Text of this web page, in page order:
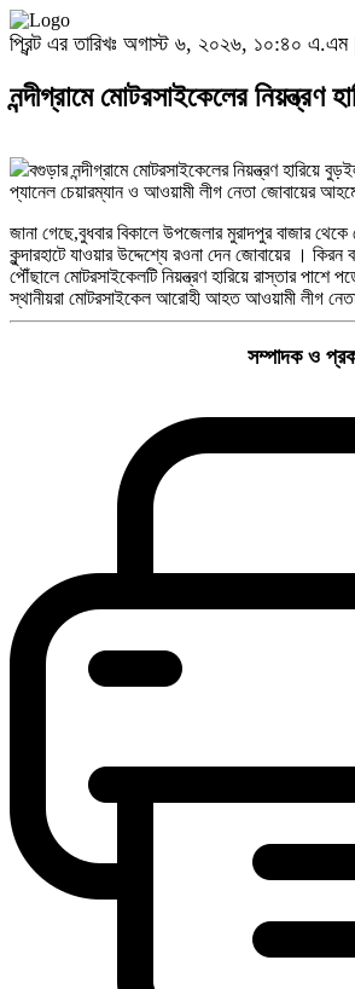
প্রিন্ট এর তারিখঃ অগাস্ট ৬, ২০২৬, ১০:৪০ এ.এম
নন্দীগ্রামে মোটরসাইকেলের
বগুড়ার নন্দীগ্রামে মোটরসাইকেলের নিয়ন্ত্রণ হারিয়ে
প্যানেল চেয়ারম্যান ও আওয়ামী লীগ নেতা জোবায়ের
জানা গেছে,বুধবার বিকালে উপজেলার মুরাদপুর বাজার
কুন্দারহাটে যাওয়ার উদ্দেশ্যে রওনা দেন জোবায়ের । কিরন
পৌঁছালে মোটরসাইকেলটি নিয়ন্ত্রণ হারিয়ে রাস্তার পাশে
স্থানীয়রা মোটরসাইকেল আরোহী আহত আওয়ামী লীগ
সম্পাদক ও